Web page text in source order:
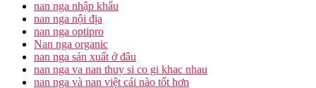
nan nga nhập khẩu
nan nga nội địa
nan nga optipro
Nan nga organic
nan nga sản xuất ở đâu
nan nga va nan thuy si co gi khac nhau
nan nga và nan việt cái nào tốt hơn